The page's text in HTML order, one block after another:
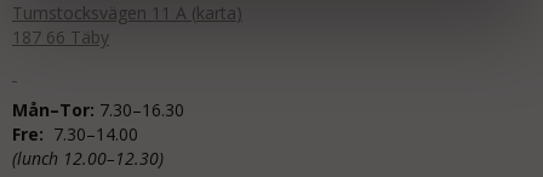
Tumstocksvägen 11 A (karta)
187 66 Täby
Mån–Tor: 7.30–16.30
Fre: 7.30–14.00
(lunch 12.00–12.30)